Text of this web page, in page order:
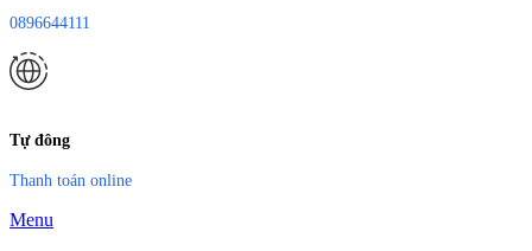
0896644111
Tự đông
Thanh toán online
Menu